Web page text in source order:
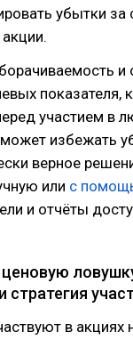
убытки за
и
показателя,
участием в
избежать
верное
или с
и отчёты
стратегия
в акциях